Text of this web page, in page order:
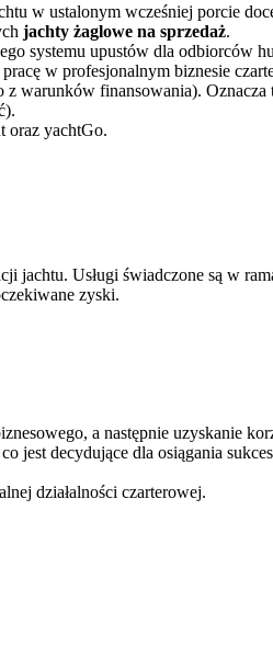
w ustalonym wcześniej porcie
jachty żaglowe na sprzedaż.
systemu upustów dla odbiorców
w profesjonalnym biznesie
warunków finansowania).
oraz yachtGo.
jachtu. Usługi świadczone są w
zyski.
a następnie uzyskanie
jest decydujące dla osiągania
działalności czarterowej.